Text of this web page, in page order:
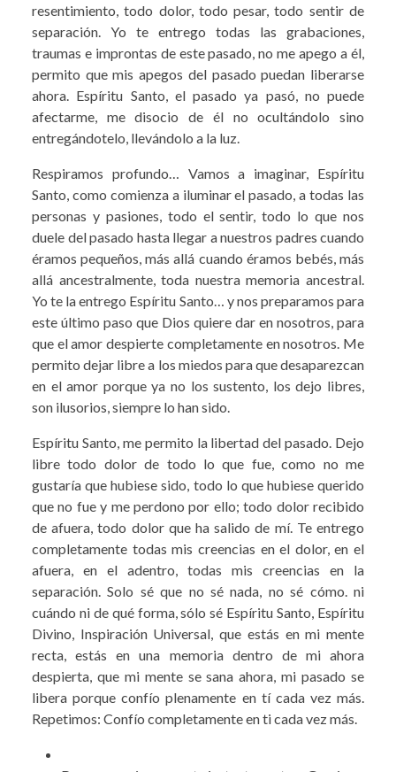
resentimiento, todo dolor, todo pesar, todo sentir de
separación. Yo te entrego todas las grabaciones,
traumas e improntas de este pasado, no me apego a él,
permito que mis apegos del pasado puedan liberarse
ahora. Espíritu Santo, el pasado ya pasó, no puede
afectarme, me disocio de él no ocultándolo sino
entregándotelo, llevándolo a la luz.
Respiramos profundo… Vamos a imaginar, Espíritu
Santo, como comienza a iluminar el pasado, a todas las
personas y pasiones, todo el sentir, todo lo que nos
duele del pasado hasta llegar a nuestros padres cuando
éramos pequeños, más allá cuando éramos bebés, más
allá ancestralmente, toda nuestra memoria ancestral.
Yo te la entrego Espíritu Santo… y nos preparamos para
este último paso que Dios quiere dar en nosotros, para
que el amor despierte completamente en nosotros. Me
permito dejar libre a los miedos para que desaparezcan
en el amor porque ya no los sustento, los dejo libres,
son ilusorios, siempre lo han sido.
Espíritu Santo, me permito la libertad del pasado. Dejo
libre todo dolor de todo lo que fue, como no me
gustaría que hubiese sido, todo lo que hubiese querido
que no fue y me perdono por ello; todo dolor recibido
de afuera, todo dolor que ha salido de mí. Te entrego
completamente todas mis creencias en el dolor, en el
afuera, en el adentro, todas mis creencias en la
separación. Solo sé que no sé nada, no sé cómo. ni
cuándo ni de qué forma, sólo sé Espíritu Santo, Espíritu
Divino, Inspiración Universal, que estás en mi mente
recta, estás en una memoria dentro de mi ahora
despierta, que mi mente se sana ahora, mi pasado se
libera porque confío plenamente en tí cada vez más.
Repetimos: Confío completamente en ti cada vez más.